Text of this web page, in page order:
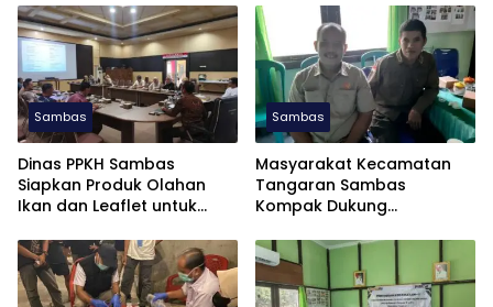
Jatim
Sambas
Dinas PPKH Sambas
Siapkan Produk Olahan
Ikan dan Leaflet untuk
Sambas
Masyarakat Kecamatan
Tangaran Sambas
Kompak Dukung
III untuk Perkuat Aspirasi
Perbatasan